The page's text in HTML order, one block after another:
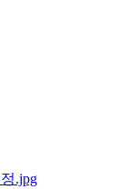
.jpg